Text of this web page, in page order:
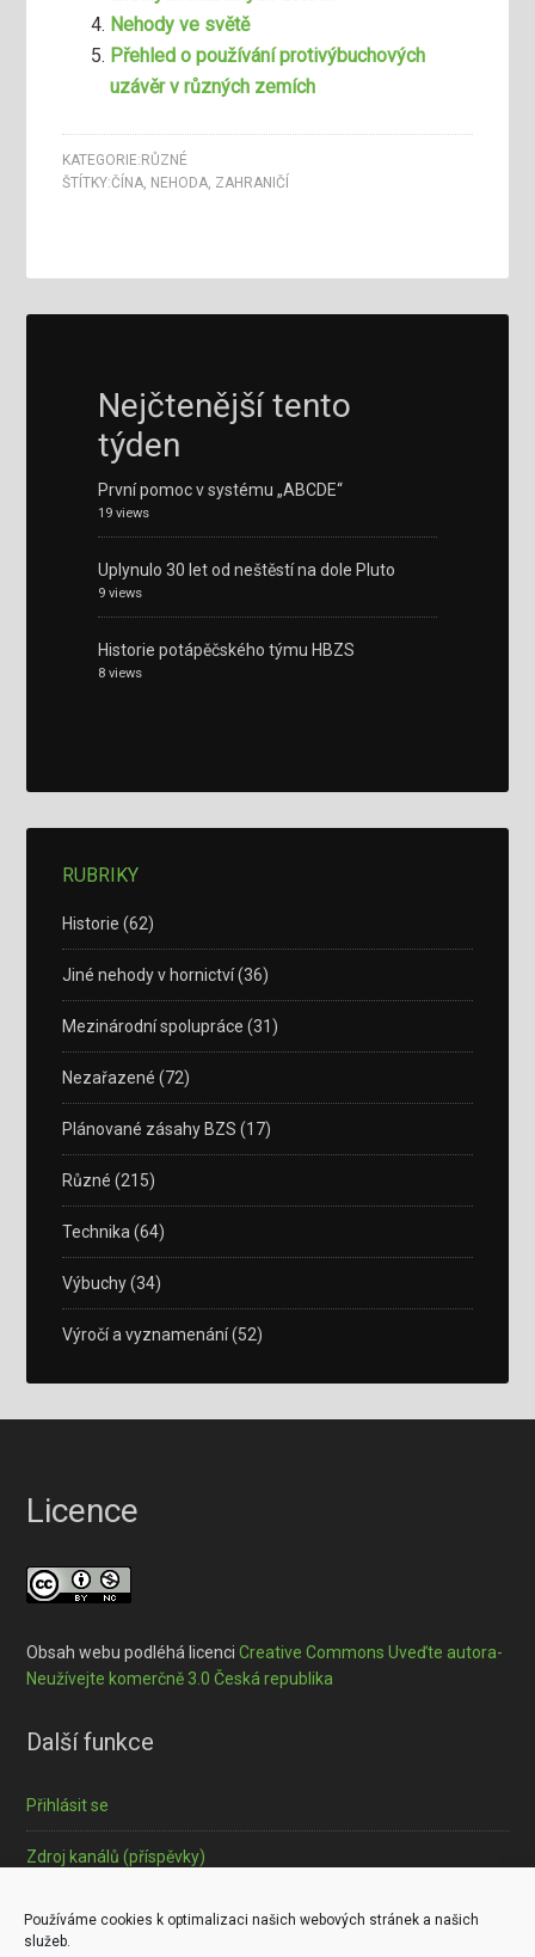
Používáme cookies k optimalizaci našich webových stránek a našich
služeb.
Nehody ve světě
Přehled o používání protivýbuchových
uzávěr v různých zemích
KATEGORIE: RŮZNÉ
ŠTÍTKY:ČÍNA, NEHODA, ZAHRANIČÍ
Nejčtenější tento
týden
První pomoc v systému „ABCDE“
19 views
Uplynulo 30 let od neštěstí na dole Pluto
9 views
Historie potápěčského týmu HBZS
8 views
RUBRIKY
Historie (62)
Jiné nehody v hornictví(36)
Mezinárodní spolupráce (31)
Nezařazené (72)
Plánované zásahy BZS (17)
Různé (215)
Technika (64)
Výbuchy(34)
Výročí a vyznamenání(52)
Licence
Obsah webu podléhá licenciCreative Commons Uveďte autora-
Neužívejte komerčně 3.0 Česká republika
Další funkce
Přihlásit se
Zdroj kanálů (příspěvky)